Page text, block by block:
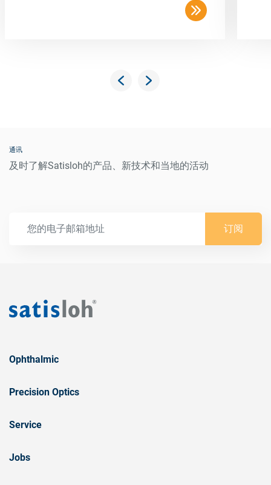
通讯
及时了解Satisloh的产品、新技术和当地的活动
订阅
Ophthalmic
Precision Optics
Service
Jobs